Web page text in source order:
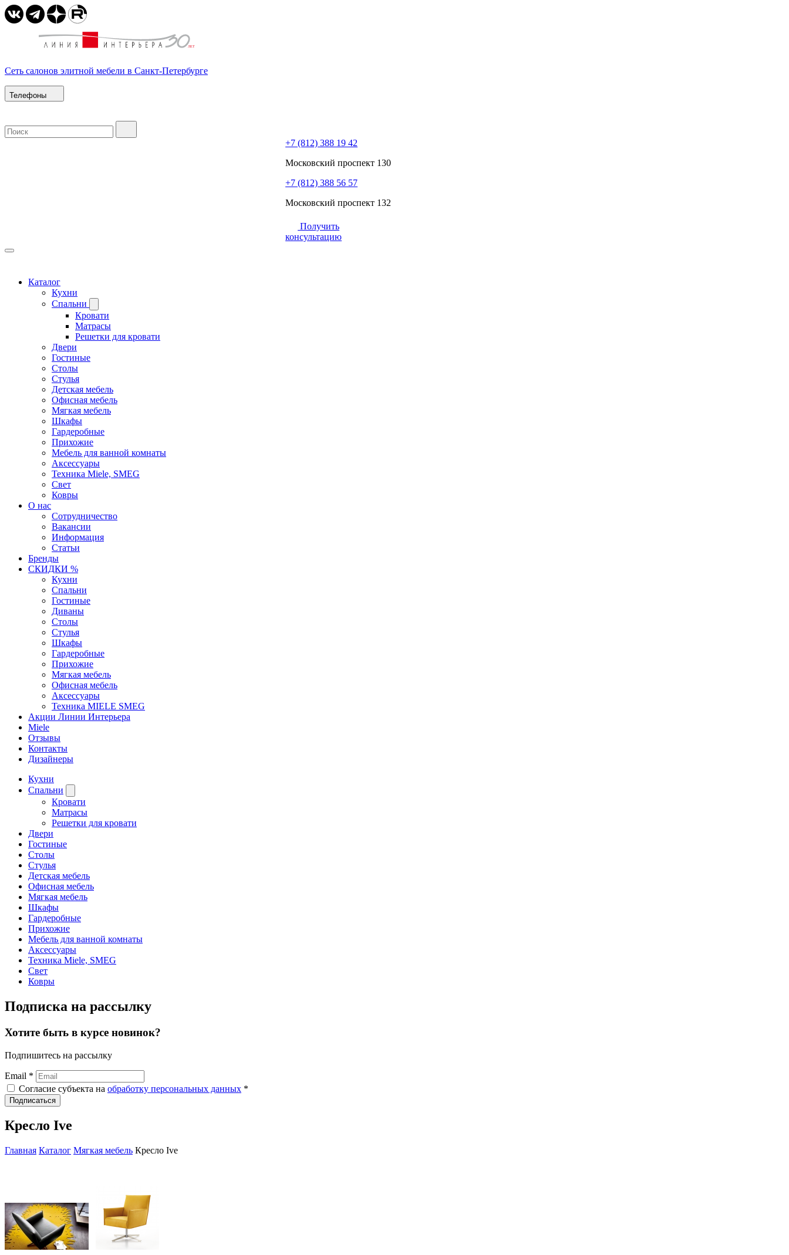
Сеть салонов элитной мебели в Санкт-Петербурге
Телефоны
+7 (812) 388 19 42
Московский проспект 130
+7 (812) 388 56 57
Московский проспект 132
Получить
консультацию
Каталог
Кухни
Спальни
Кровати
Матрасы
Решетки для кровати
Двери
Гостиные
Столы
Стулья
Детская мебель
Офисная мебель
Мягкая мебель
Шкафы
Гардеробные
Прихожие
Мебель для ванной комнаты
Аксессуары
Техника Miele, SMEG
Свет
Ковры
О нас
Сотрудничество
Вакансии
Информация
Статьи
Бренды
СКИДКИ %
Кухни
Спальни
Гостиные
Диваны
Столы
Стулья
Шкафы
Гардеробные
Прихожие
Мягкая мебель
Офисная мебель
Аксессуары
Техника MIELE SMEG
Акции Линии Интерьера
Miele
Отзывы
Контакты
Дизайнеры
Кухни
Спальни
Кровати
Матрасы
Решетки для кровати
Двери
Гостиные
Столы
Стулья
Детская мебель
Офисная мебель
Мягкая мебель
Шкафы
Гардеробные
Прихожие
Мебель для ванной комнаты
Аксессуары
Техника Miele, SMEG
Свет
Ковры
Подписка на рассылку
Хотите быть в курсе новинок?
Подпишитесь на рассылку
Email *
Согласие субъекта на обработку персональных данных *
Подписаться
Кресло Ive
Главная Каталог Мягкая мебель Кресло Ive